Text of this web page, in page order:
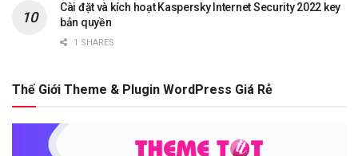
Cài đặt và kích hoạt Kaspersky Internet Security 2022 key
bản quyền
1 SHARES
Thế Giới Theme & Plugin WordPress Giá Rẻ